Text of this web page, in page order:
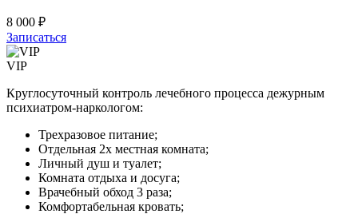
8 000 ₽
Записаться
VIP
Круглосуточный контроль лечебного процесса дежурным
психиатром-наркологом:
Трехразовое питание;
Отдельная 2х местная комната;
Личный душ и туалет;
Комната отдыха и досуга;
Врачебный обход 3 раза;
Комфортабельная кровать;